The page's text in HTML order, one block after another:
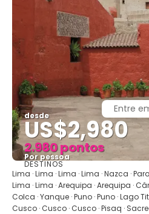
desde
US$2,980
2.980 pontos
Por pessoa
Vejo
DESTINOS
Lima · Lima · Lima · Lima · Nazca ·
Lima · Lima · Arequipa · Arequipa ·
Colca · Yanque · Puno · Puno · Lago
Cusco · Cusco · Cusco · Pisaq ·
Entre